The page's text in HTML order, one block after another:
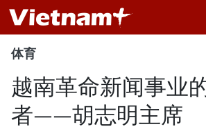
体育
越南革命新闻事业
者——胡志明主席